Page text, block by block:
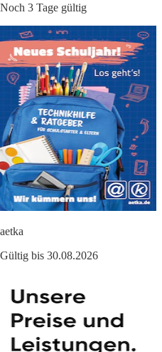
Noch 3 Tage gültig
aetka
Gültig bis 30.08.2026